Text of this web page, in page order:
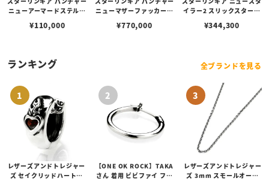
ニューアーマードステルス
トシルバー
¥110,000
ニューマザーファッカーリ
コパーモヒカン& 黒翡翠カ
¥770,000
イラー2 スリックスターリ
インダイヤモンドパヴェ
¥344,300
ランキング 全ブランドを見る
レザーズアンドトレジャー
ズ セイクリッドハートピ
【ONE OK ROCK】TAKA
さん 着用 ビビファイ フー
レザーズアンドトレジャー
ズ 3mm スモールオーバ